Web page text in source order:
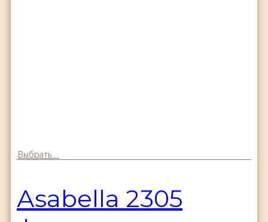
Выбрать ...
Аsabella 2305